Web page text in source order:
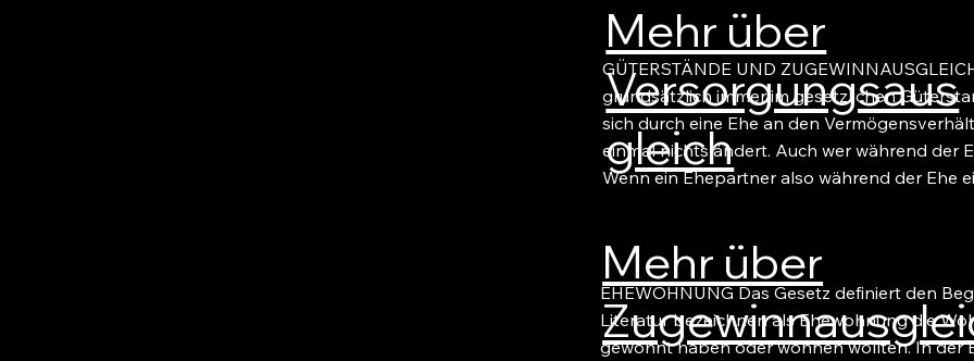
Mehr über
Versorgungsaus
gleich
GÜTERSTÄNDE UND
grundsätzlich immer im gesetzlichen
sich durch eine Ehe an den
einmal nichts ändert. Auch wer während der
Wenn ein Ehepartner also während der Ehe
Mehr über
EHEWOHNUNG Das Gesetz definiert den
Literatur bezeichnen als Ehewohnung die
gewohnt haben oder wohnen wollten. In der